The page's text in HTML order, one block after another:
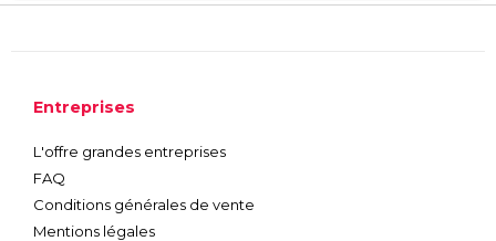
Entreprises
L'offre grandes entreprises
FAQ
Conditions générales de vente
Mentions légales